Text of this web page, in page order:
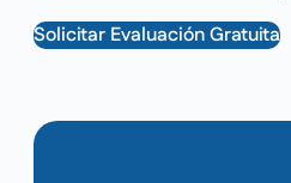
Solicitar Evaluación Gratuita